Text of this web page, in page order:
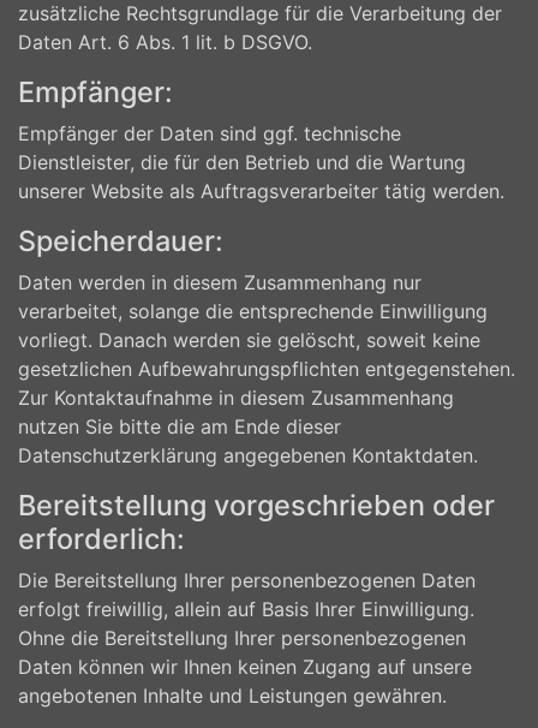
zusätzliche Rechtsgrundlage für die Verarbeitung der
Daten Art. 6 Abs. 1 lit. b DSGVO.
Empfänger:
Empfänger der Daten sind ggf. technische
Dienstleister, die für den Betrieb und die Wartung
unserer Website als Auftragsverarbeiter tätig werden.
Speicherdauer:
Daten werden in diesem Zusammenhang nur
verarbeitet, solange die entsprechende Einwilligung
vorliegt. Danach werden sie gelöscht, soweit keine
gesetzlichen Aufbewahrungspflichten entgegenstehen.
Zur Kontaktaufnahme in diesem Zusammenhang
nutzen Sie bitte die am Ende dieser
Datenschutzerklärung angegebenen Kontaktdaten.
Bereitstellung vorgeschrieben oder
erforderlich:
Die Bereitstellung Ihrer personenbezogenen Daten
erfolgt freiwillig, allein auf Basis Ihrer Einwilligung.
Ohne die Bereitstellung Ihrer personenbezogenen
Daten können wir Ihnen keinen Zugang auf unsere
angebotenen Inhalte und Leistungen gewähren.